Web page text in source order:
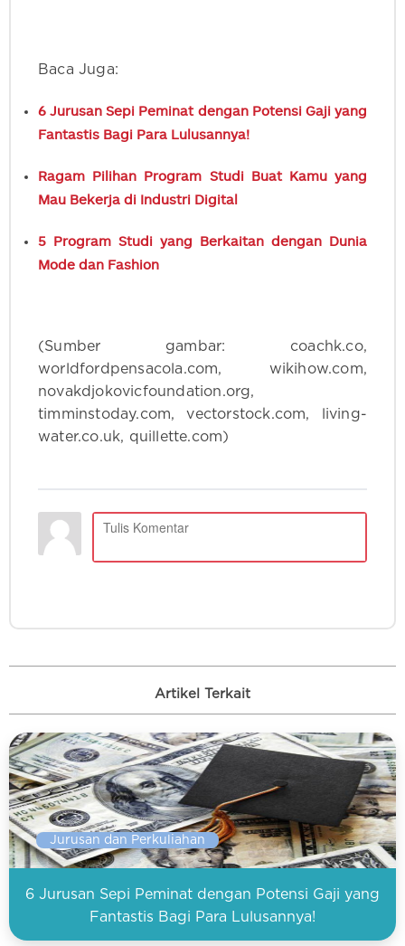
Baca Juga:
6 Jurusan Sepi Peminat dengan Potensi Gaji yang
Fantastis Bagi Para Lulusannya!
Ragam Pilihan Program Studi Buat Kamu yang
Mau Bekerja di Industri Digital
5 Program Studi yang Berkaitan dengan Dunia
Mode dan Fashion
(Sumber gambar: coachk.co,
worldfordpensacola.com, wikihow.com,
novakdjokovicfoundation.org,
timminstoday.com, vectorstock.com, living-
water.co.uk, quillette.com)
Artikel Terkait
Jurusan dan Perkuliahan
6 Jurusan Sepi Peminat dengan Potensi Gaji yang
Fantastis Bagi Para Lulusannya!